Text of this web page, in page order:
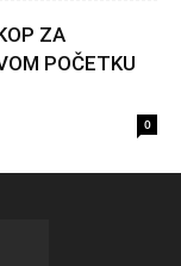
ZA
POČETKU
0